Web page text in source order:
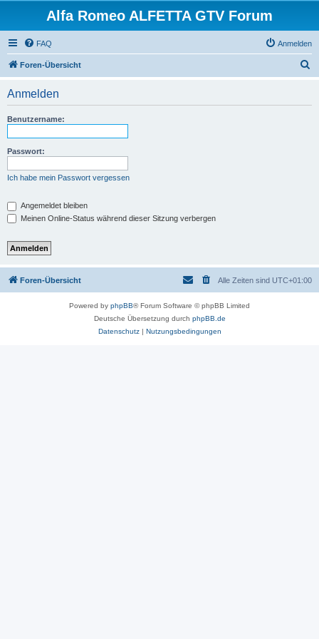
Alfa Romeo ALFETTA GTV Forum
FAQ Anmelden
Foren-Übersicht
Anmelden
Benutzername:
Passwort:
Ich habe mein Passwort vergessen
Angemeldet bleiben
Meinen Online-Status während dieser Sitzung verbergen
Foren-Übersicht Alle Zeiten sind UTC+01:00
Powered by phpBB® Forum Software © phpBB Limited
Deutsche Übersetzung durch phpBB.de
Datenschutz| Nutzungsbedingungen